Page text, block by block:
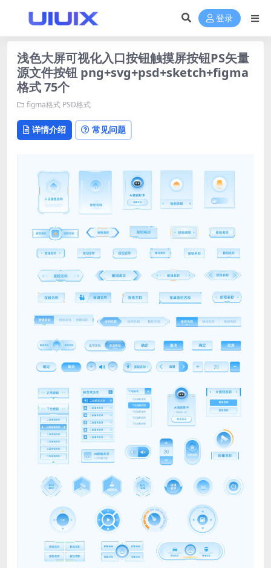
登录
浅色大屏可视化入口按钮触摸屏按钮PS矢量
源文件按钮 png+svg+psd+sketch+figma
格式 75个
figma格式 PSD格式
详情介绍 常见问题